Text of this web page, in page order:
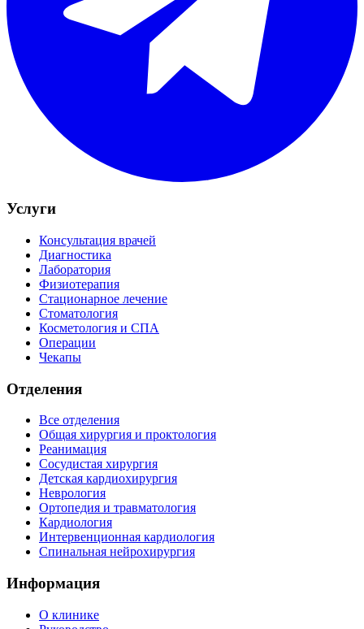
Услуги
Консультация врачей
Диагностика
Лаборатория
Физиотерапия
Стационарное лечение
Стоматология
Косметология и СПА
Операции
Чекапы
Отделения
Все отделения
Общая хирургия и проктология
Реанимация
Сосудистая хирургия
Детская кардиохирургия
Неврология
Ортопедия и травматология
Кардиология
Интервенционная кардиология
Спинальная нейрохирургия
Информация
О клинике